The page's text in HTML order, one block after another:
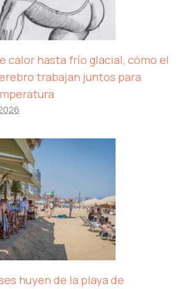
calor hasta frío glacial, cómo el
trabajan juntos para
huyen de la playa de